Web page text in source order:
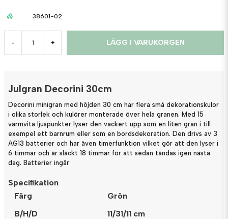
38601-02
- + LÄGG I VARUKORGEN
Julgran Decorini 30cm
Decorini minigran med höjden 30 cm har flera små dekorationskulor
i olika storlek och kulörer monterade över hela granen. Med 15
varmvita ljuspunkter lyser den vackert upp som en liten gran i till
exempel ett barnrum eller som en bordsdekoration. Den drivs av 3
AG13 batterier och har även timerfunktion vilket gör att den lyser i
6 timmar och är släckt 18 timmar för att sedan tändas igen nästa
dag. Batterier ingår
Specifikation
Färg
Grön
B/H/D
11/31/11 cm